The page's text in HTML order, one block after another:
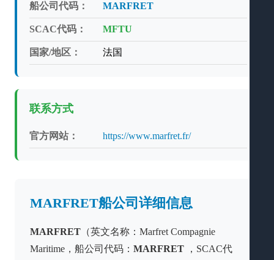
船公司代码： MARFRET
SCAC代码： MFTU
国家/地区： 法国
联系方式
官方网站： https://www.marfret.fr/
MARFRET船公司详细信息
MARFRET （英文名称：Marfret Compagnie
Maritime，船公司代码： MARFRET ，SCAC代